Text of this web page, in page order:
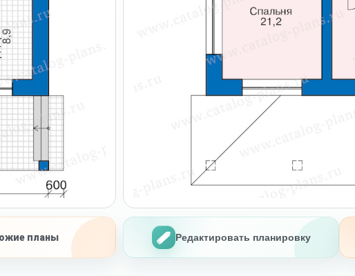
планы Редактировать планировку